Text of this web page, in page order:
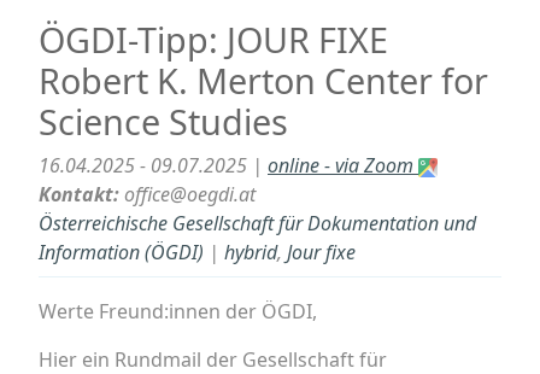
ÖGDI-Tipp: JOUR FIXE
Robert K. Merton Center for
Science Studies
16.04.2025 - 09.07.2025 | online - via Zoom
Kontakt:office@oegdi.at
Österreichische Gesellschaft für Dokumentation und
Information (ÖGDI) | hybrid, Jour fixe
Werte Freund:innen der ÖGDI,
Hier ein Rundmail der Gesellschaft für